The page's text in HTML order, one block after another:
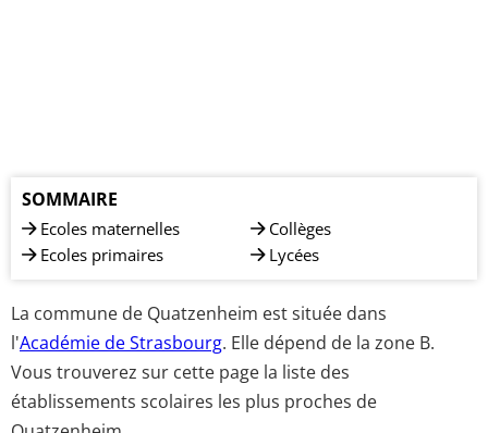
SOMMAIRE
Ecoles maternelles
Ecoles primaires
Collèges
Lycées
La commune de Quatzenheim est située dans
l'Académie de Strasbourg. Elle dépend de la zone B.
Vous trouverez sur cette page la liste des
établissements scolaires les plus proches de